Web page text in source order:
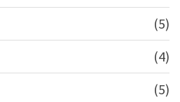
(5)
(4)
(5)